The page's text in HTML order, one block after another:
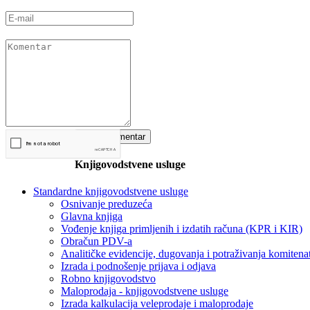
Knjigovodstvene usluge
Standardne knjigovodstvene usluge
Osnivanje preduzeća
Glavna knjiga
Vođenje knjiga primljenih i izdatih računa (KPR i KIR)
Obračun PDV-a
Analitičke evidencije, dugovanja i potraživanja
Izrada i podnošenje prijava i odjava
Robno knjigovodstvo
Maloprodaja - knjigovodstvene usluge
Izrada kalkulacija veleprodaje i maloprodaje